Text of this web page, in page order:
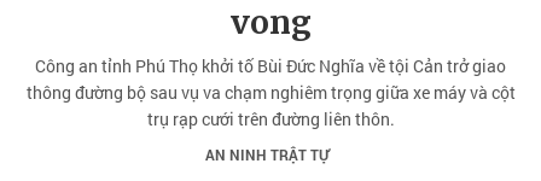
vong
Công an tỉnh Phú Thọ khởi tố Bùi Đức Nghĩa về tội Cản trở giao
thông đường bộ sau vụ va chạm nghiêm trọng giữa xe máy và cột
trụ rạp cưới trên đường liên thôn.
AN NINH TRẬT TỰ